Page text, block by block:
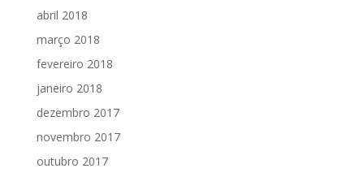
abril 2018
março 2018
fevereiro 2018
janeiro 2018
dezembro 2017
novembro 2017
outubro 2017